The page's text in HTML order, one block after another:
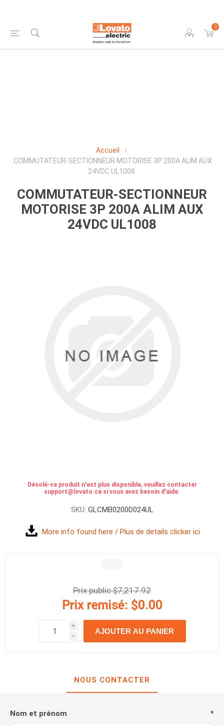
0
Accueil
COMMUTATEUR-SECTIONNEUR MOTORISE 3P 200A ALIM AUX
24VDC UL1008
COMMUTATEUR-SECTIONNEUR
MOTORISE 3P 200A ALIM AUX
24VDC UL1008
Désolé-ce produit n'est plus disponible, veuillez contacter
support@lovato.ca si vous avez besoin d'aide.
SKU: GLCMB0200D024UL
More info found here / Plus de details clicker ici
Prix public $7,217.92
Prix remisé: $0.00
i
h
h
AJOUTER AU PANIER
NOUS CONTACTER
Nom et prénom *